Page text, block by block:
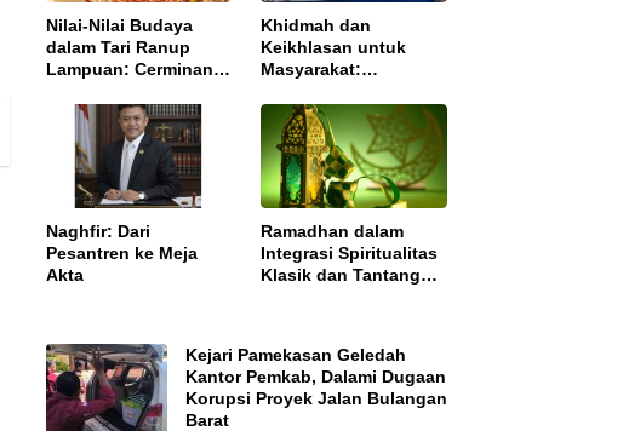
Nilai-Nilai Budaya
dalam Tari Ranup
Lampuan: Cerminan
Aceh
Khidmah dan
Keikhlasan untuk
Masyarakat:
Ba’dha Subuh
Naghfir: Dari
Pesantren ke Meja
Akta
Ramadhan dalam
Integrasi Spiritualitas
Klasik dan Tantangan
Kejari Pamekasan Geledah
Kantor Pemkab, Dalami Dugaan
Korupsi Proyek Jalan Bulangan
Barat